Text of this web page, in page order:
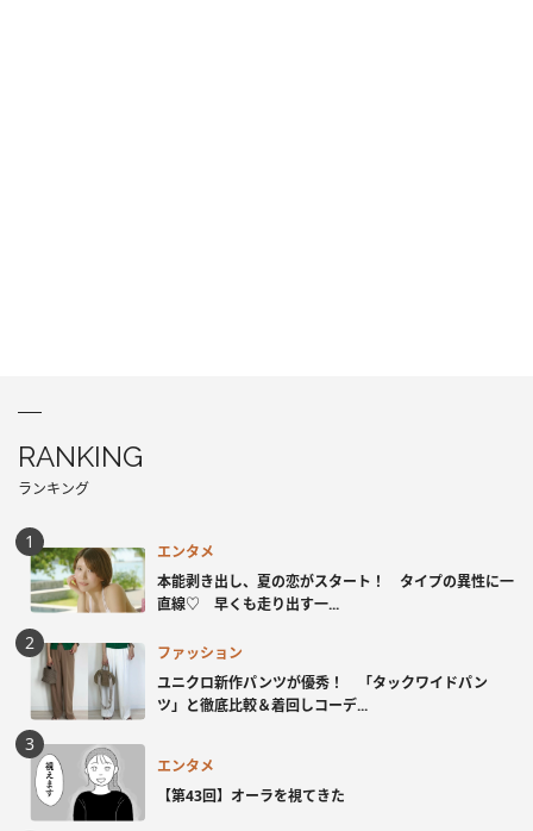
RANKING
ランキング
エンタメ
本能剥き出し、夏の恋がスタート！ タイプの異性に一
直線♡ 早くも走り出す一...
ファッション
ユニクロ新作パンツが優秀！ 「タックワイドパン
ツ」と徹底比較＆着回しコーデ...
エンタメ
【第43回】オーラを視てきた